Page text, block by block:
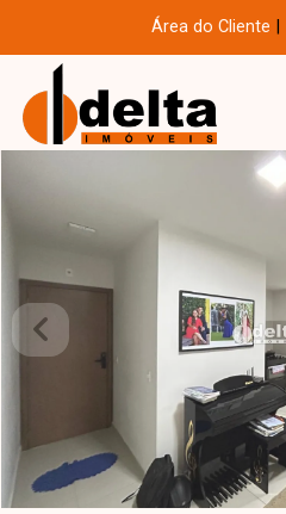
Área do Cliente